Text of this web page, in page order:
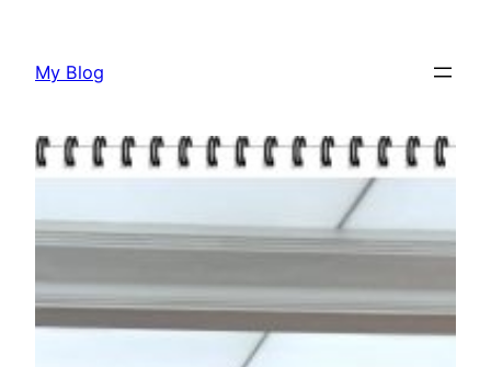
konten
My Blog